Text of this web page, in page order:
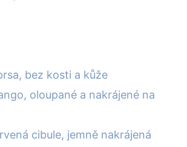
bez kosti a kůže
oloupané a nakrájené na
cibule, jemně nakrájená